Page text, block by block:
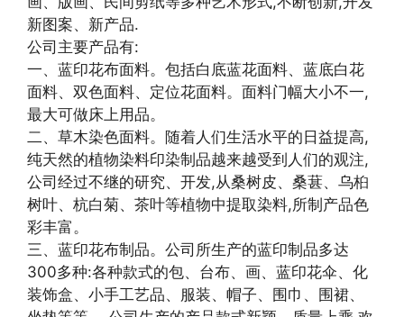
新图案、新产品.
公司主要产品有:
一、蓝印花布面料。包括白底蓝花面料、蓝底白花
面料、双色面料、定位花面料。面料门幅大小不一,
最大可做床上用品。
二、草木染色面料。随着人们生活水平的日益提高,
纯天然的植物染料印染制品越来越受到人们的观注,
公司经过不继的研究、开发,从桑树皮、桑葚、乌桕
树叶、杭白菊、茶叶等植物中提取染料,所制产品色
彩丰富。
三、蓝印花布制品。公司所生产的蓝印制品多达
300多种:各种款式的包、台布、画、蓝印花伞、化
装饰盒、小手工艺品、服装、帽子、围巾、围裙、